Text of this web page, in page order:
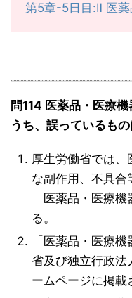
第5章-5日目:Ⅱ 医
問114 医薬品・医療
うち、誤っているもの
厚生労働省では
な副作用、不具合
「医薬品・医療
る。
「医薬品・医療
省及び独立行政法
ームページに掲載